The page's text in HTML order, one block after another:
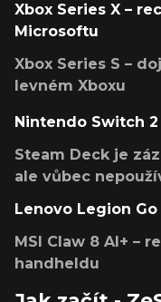
Xbox Series X –
Microsoftu
Xbox Series S –
levném Xboxu
Nintendo Switch
Steam Deck je
ale vůbec
Lenovo Legion
MSI Claw 8 AI+ –
handheldu